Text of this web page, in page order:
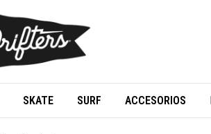
SKATE SURF ACCESORIOS